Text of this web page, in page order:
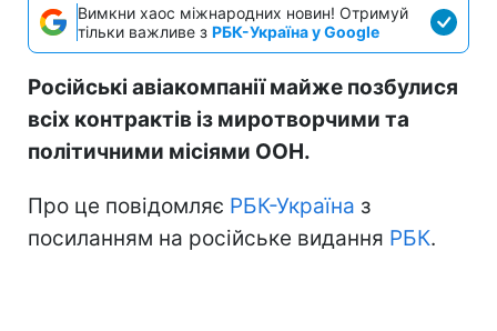
Вимкни хаос міжнародних новин! Отримуй
тільки важливе з РБК-Україна у Google
Російські авіакомпанії майже позбулися
всіх контрактів із миротворчими та
політичними місіями ООН.
Про це повідомляє РБК-Україна з
посиланням на російське видання РБК.